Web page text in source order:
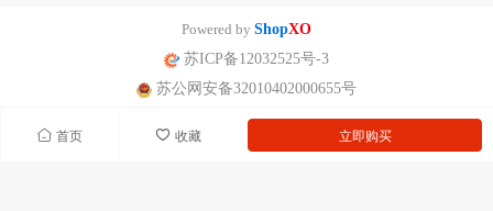
首页 收藏 立即购买
Powered by ShopXO
苏ICP备12032525号-3
苏公网安备32010402000655号